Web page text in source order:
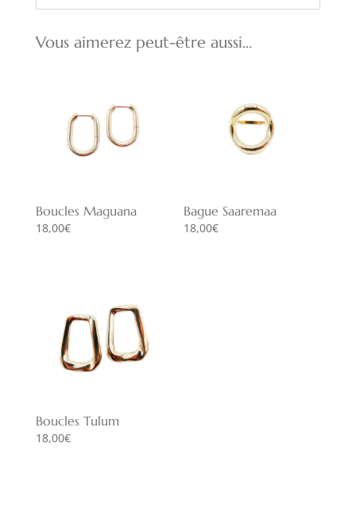
Vous aimerez peut-être aussi…
Boucles Maguana
18,00€
Bague Saaremaa
18,00€
Boucles Tulum
18,00€